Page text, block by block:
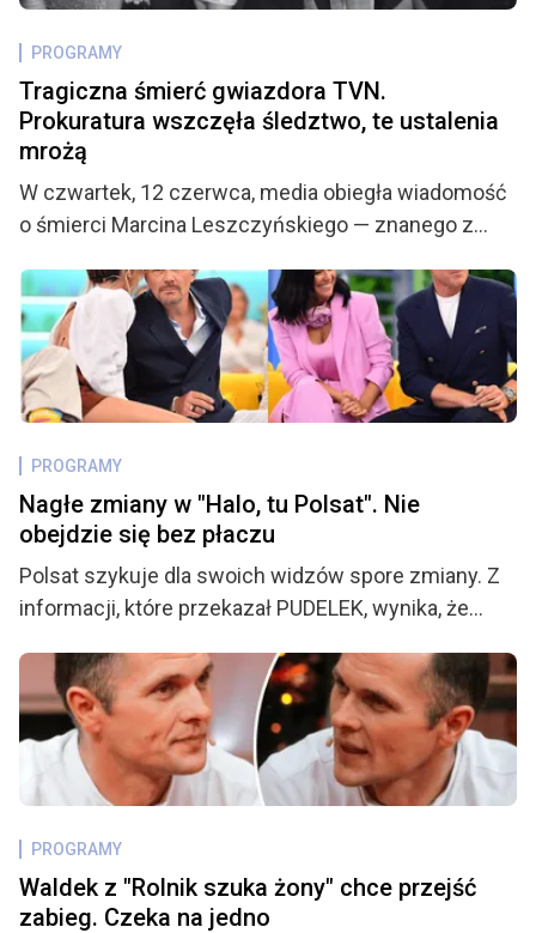
PROGRAMY
Tragiczna śmierć gwiazdora TVN.
Prokuratura wszczęła śledztwo, te ustalenia
mrożą
W czwartek, 12 czerwca, media obiegła wiadomość
o śmierci Marcina Leszczyńskiego — znanego z
piłkarskiej w barwach LKS Drama Zbrosławice.
Tragiczna informacja wstrząsnęła nie tylko rodziną i
przyjaciółmi, ale także licznymi fanami, którzy z
niepokojem śledzą każdy nowy szczegół mogący
rzucić światło na okoliczności jego nagłego
odejścia. Jak się okazuje, sprawą zajęła się
Prokuratura Rejonowa w Zabrzu, a kulisy śmierci 31-
latka mogą być znacznie bardziej niepokojące, niż
początkowo przypuszczano.
PROGRAMY
Nagłe zmiany w "Halo, tu Polsat". Nie
obejdzie się bez płaczu
Polsat szykuje dla swoich widzów spore zmiany. Z
informacji, które przekazał PUDELEK, wynika, że
prowadzących, a do ekipy najprawdopodobniej
dołączy nowa osoba. Fani mogą być zaskoczeni.
PROGRAMY
Waldek z "Rolnik szuka żony" chce przejść
zabieg. Czeka na jedno